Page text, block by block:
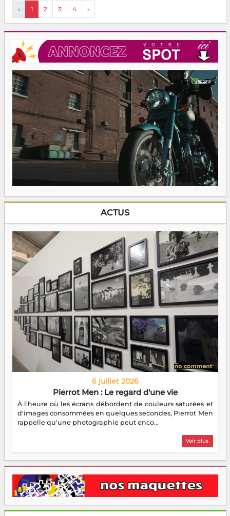
‹ 1 2 3 4 ›
ACTUS
6 juillet 2026
Pierrot Men : Le regard d'une vie
À l'heure où les écrans débordent de couleurs saturées et
d'images consommées en quelques secondes, Pierrot Men
rappelle qu'une photographie peut enco...
Voir plus